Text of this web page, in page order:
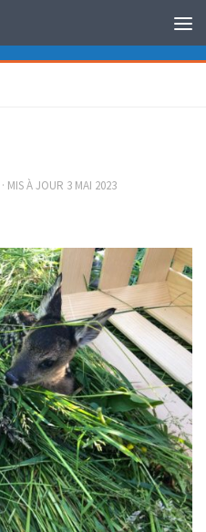
· MIS À JOUR 3 MAI 2023